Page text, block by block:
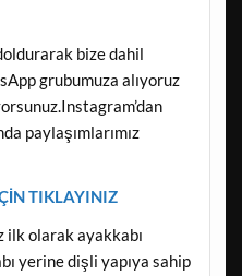
bize dahil
grubumuza alıyoruz
paylaşımlarımız
TIKLAYINIZ
olarak ayakkabı
yerine dişli yapıya sahip